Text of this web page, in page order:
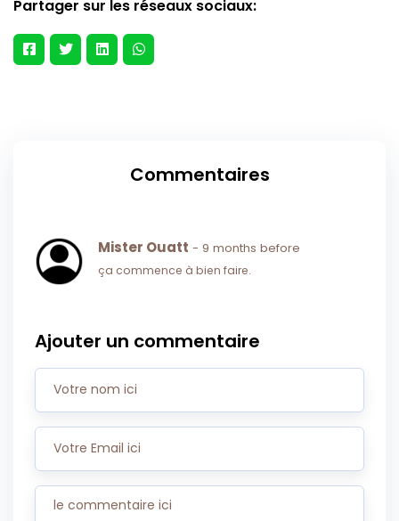
Partager sur les réseaux sociaux:
Commentaires
Mister Ouatt - 9 months before
ça commence à bien faire.
Ajouter un commentaire